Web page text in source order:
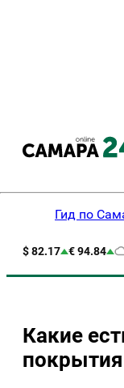
Гид по
$ 82.17 € 94.84
Какие
покрытия